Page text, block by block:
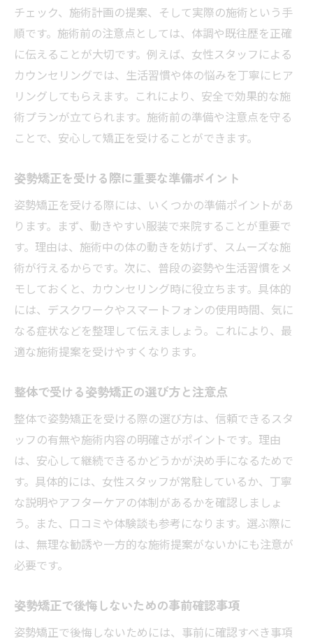
チェック、施術計画の提案、そして実際の施術という手
順です。施術前の注意点としては、体調や既往歴を正確
に伝えることが大切です。例えば、女性スタッフによる
カウンセリングでは、生活習慣や体の悩みを丁寧にヒア
リングしてもらえます。これにより、安全で効果的な施
術プランが立てられます。施術前の準備や注意点を守る
ことで、安心して矯正を受けることができます。
姿勢矯正を受ける際に重要な準備ポイント
姿勢矯正を受ける際には、いくつかの準備ポイントがあ
ります。まず、動きやすい服装で来院することが重要で
す。理由は、施術中の体の動きを妨げず、スムーズな施
術が行えるからです。次に、普段の姿勢や生活習慣をメ
モしておくと、カウンセリング時に役立ちます。具体的
には、デスクワークやスマートフォンの使用時間、気に
なる症状などを整理して伝えましょう。これにより、最
適な施術提案を受けやすくなります。
整体で受ける姿勢矯正の選び方と注意点
整体で姿勢矯正を受ける際の選び方は、信頼できるスタ
ッフの有無や施術内容の明確さがポイントです。理由
は、安心して継続できるかどうかが決め手になるためで
す。具体的には、女性スタッフが常駐しているか、丁寧
な説明やアフターケアの体制があるかを確認しましょ
う。また、口コミや体験談も参考になります。選ぶ際に
は、無理な勧誘や一方的な施術提案がないかにも注意が
必要です。
姿勢矯正で後悔しないための事前確認事項
姿勢矯正で後悔しないためには、事前に確認すべき事項